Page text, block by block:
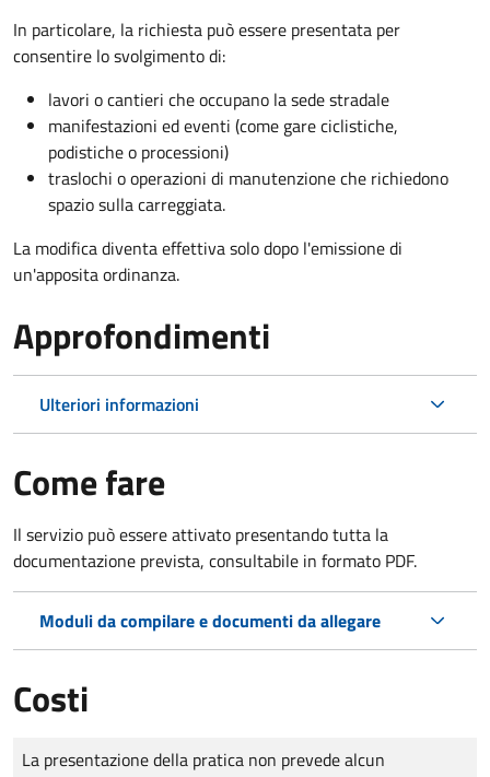
In particolare, la richiesta può essere presentata per
consentire lo svolgimento di:
lavori o cantieri che occupano la sede stradale
manifestazioni ed eventi (come gare ciclistiche,
podistiche o processioni)
traslochi o operazioni di manutenzione che richiedono
spazio sulla carreggiata.
La modifica diventa effettiva solo dopo l'emissione di
un'apposita ordinanza.
Approfondimenti
Ulteriori informazioni
Come fare
Il servizio può essere attivato presentando tutta la
documentazione prevista, consultabile in formato PDF.
Moduli da compilare e documenti da allegare
Costi
Tipo di pagamento
Importo
La presentazione della pratica non prevede alcun